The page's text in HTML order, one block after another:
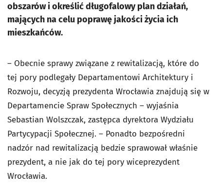
obszarów i określić długofalowy plan działań,
mających na celu poprawę jakości życia ich
mieszkańców.
– Obecnie sprawy związane z rewitalizacją, które do
tej pory podlegały Departamentowi Architektury i
Rozwoju, decyzją prezydenta Wrocławia znajdują się w
Departamencie Spraw Społecznych – wyjaśnia
Sebastian Wolszczak, zastępca dyrektora Wydziału
Partycypacji Społecznej. – Ponadto bezpośredni
nadzór nad rewitalizacją bedzie sprawował właśnie
prezydent, a nie jak do tej pory wiceprezydent
Wrocławia.